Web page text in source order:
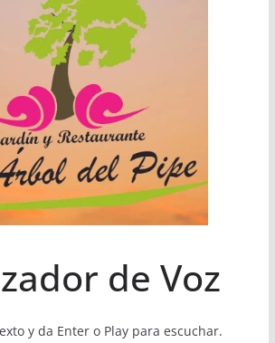
de Voz
y da Enter o Play para escuchar.